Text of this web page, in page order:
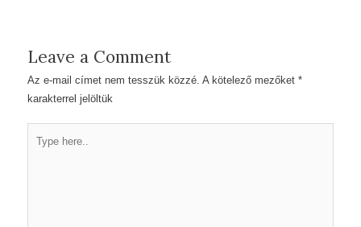
Leave a Comment
Az e-mail címet nem tesszük közzé. A kötelező mezőket*
karakterrel jelöltük
here..